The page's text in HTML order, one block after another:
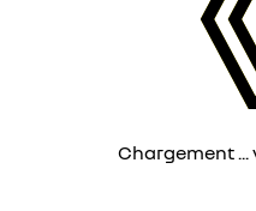
Chargement ...